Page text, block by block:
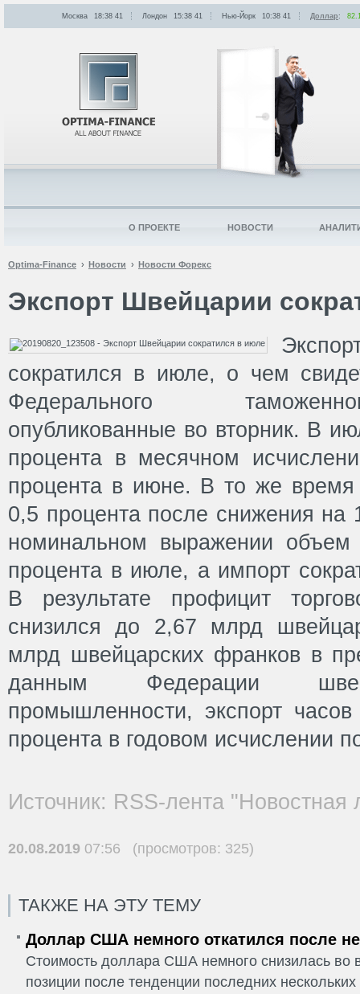
Optima-Finance Новости Новости Форекс
Экспорт Швейцарии
сократился в июле, о чем
Федерального
опубликованные во вторник. В
процента в месячном
процента в июне. В то же время
0,5 процента после снижения
номинальном выражении
процента в июле, а импорт
В результате профицит
снизился до 2,67 млрд
млрд швейцарских франков в
данным Федерации
промышленности, экспорт
процента в годовом исчислении
Источник: RSS-лента "Новостная
20.08.2019 07:56 (просмотров: 325)
ТАКЖЕ НА ЭТУ ТЕМУ
Доллар США немного откатился после
Стоимость доллара США немного снизилась во
позиции после тенденции последних
Москва 18:38 41 Лондон 15:38 41 Нью-Йорк 10:38 41 Доллар:
О ПРОЕКТЕ НОВОСТИ